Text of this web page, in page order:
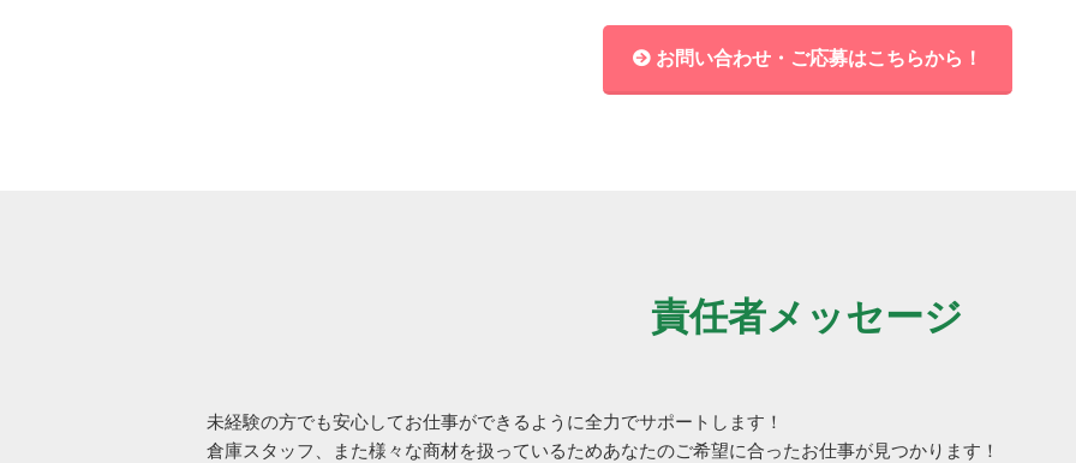
お問い合わせ・ご応募はこちらから！
責任者メッセージ
未経験の方でも安心してお仕事ができるように全力でサポートします！
倉庫スタッフ、また様々な商材を扱っているためあなたのご希望に合ったお仕事が見つかります！